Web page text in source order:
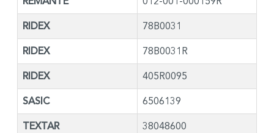
RIDEX 78B0031
RIDEX 78B0031R
RIDEX 405R0095
SASIC 6506139
TEXTAR 38048600